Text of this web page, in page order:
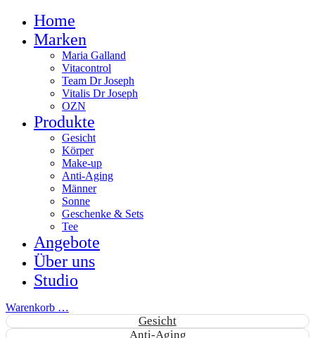
Home
Marken
Maria Galland
Vitacontrol
Team Dr Joseph
Vitalis Dr Joseph
OZN
Produkte
Gesicht
Körper
Make-up
Anti-Aging
Männer
Sonne
Geschenke & Sets
Tee
Angebote
Über uns
Studio
Warenkorb …
Gesicht
Anti-Aging